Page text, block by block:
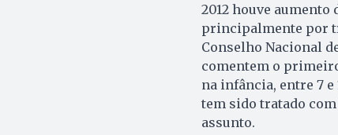
2012 houve aumento
principalmente por
Conselho Nacional
comentem o
na infância, entre 7 e
tem sido tratado
assunto.